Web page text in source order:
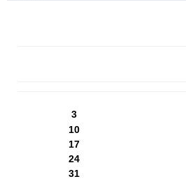
3
10
17
24
31